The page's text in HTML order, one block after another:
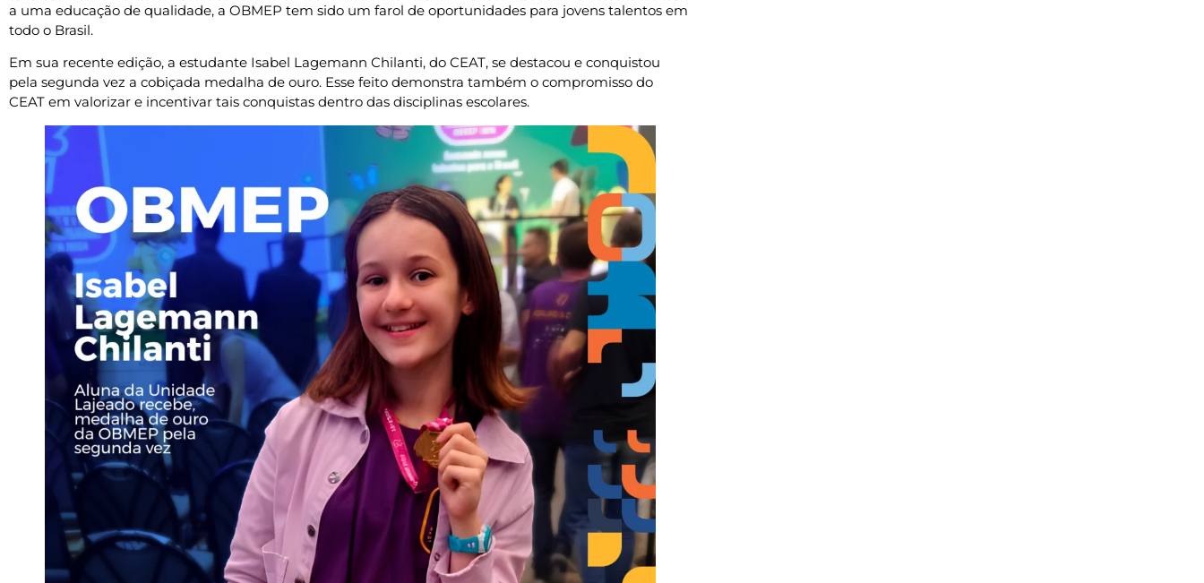
a uma educação de qualidade, a OBMEP tem sido um farol de oportunidades para jovens talentos em
todo o Brasil.
Em sua recente edição, a estudante Isabel Lagemann Chilanti, do CEAT, se destacou e conquistou
pela segunda vez a cobiçada medalha de ouro. Esse feito demonstra também o compromisso do
CEAT em valorizar e incentivar tais conquistas dentro das disciplinas escolares.